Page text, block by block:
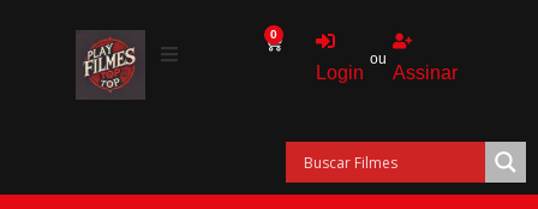
0
Login
ou
Assinar